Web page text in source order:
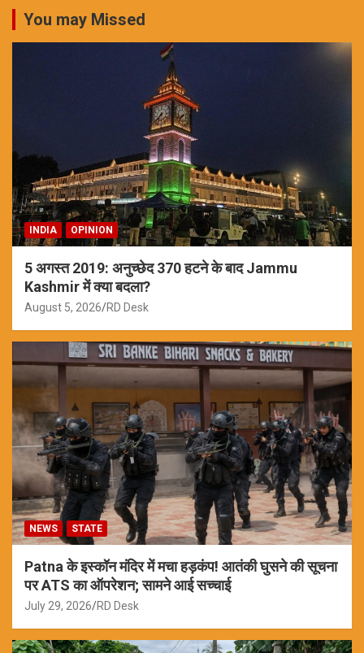
You may Missed
INDIA OPINION
5 अगस्त 2019: अनुच्छेद 370 हटने के बाद Jammu
Kashmir में क्या बदला?
August 5, 2026 RD Desk
NEWS STATE
Patna के इस्कॉन मंदिर में मचा हड़कंप! आतंकी घुसने की सूचना
पर ATS का ऑपरेशन; सामने आई सच्चाई
July 29, 2026 RD Desk